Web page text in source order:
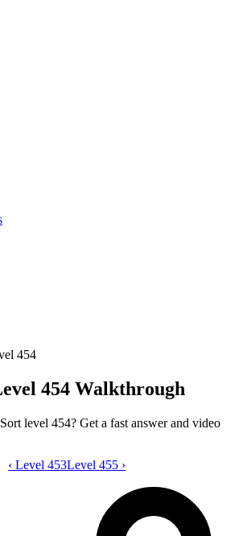
454
454 Walkthrough
level 454? Get a fast answer and video
Magic Sort level 454 video guide
‹ Level 453Level 455 ›